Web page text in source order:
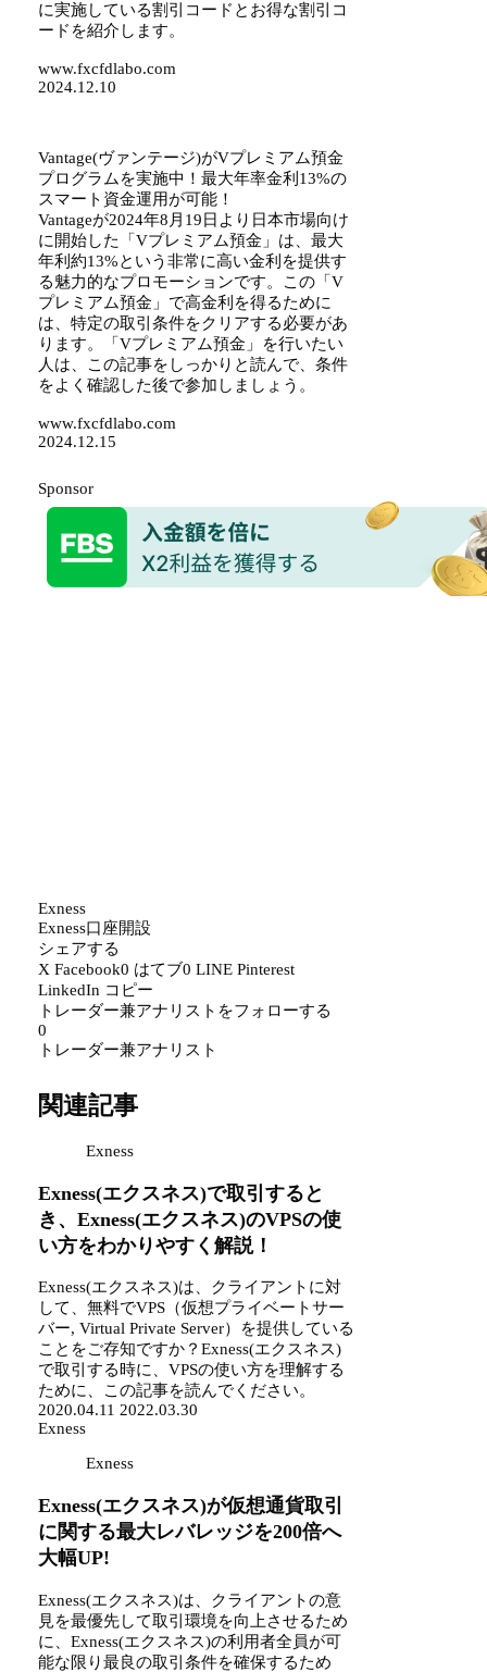
に実施している割引コードとお得な割引コ
ードを紹介します。
www.fxcfdlabo.com
2024.12.10
Vantage(ヴァンテージ)がVプレミアム預金
プログラムを実施中！最大年率金利13%の
スマート資金運用が可能！
Vantageが2024年8月19日より日本市場向け
に開始した「Vプレミアム預金」は、最大
年利約13%という非常に高い金利を提供す
る魅力的なプロモーションです。この「V
プレミアム預金」で高金利を得るために
は、特定の取引条件をクリアする必要があ
ります。「Vプレミアム預金」を行いたい
人は、この記事をしっかりと読んで、条件
をよく確認した後で参加しましょう。
www.fxcfdlabo.com
2024.12.15
Sponsor
Exness
Exness口座開設
シェアする
X Facebook0 はてブ0 LINE Pinterest
LinkedIn コピー
トレーダー兼アナリストをフォローする
0
トレーダー兼アナリスト
関連記事
Exness
Exness(エクスネス)で取引すると
き、Exness(エクスネス)のVPSの使
い方をわかりやすく解説！
Exness(エクスネス)は、クライアントに対
して、無料でVPS（仮想プライベートサー
バー, Virtual Private Server）を提供している
ことをご存知ですか？Exness(エクスネス)
で取引する時に、VPSの使い方を理解する
ために、この記事を読んでください。
2020.04.11 2022.03.30
Exness
Exness
Exness(エクスネス)が仮想通貨取引
に関する最大レバレッジを200倍へ
大幅UP!
Exness(エクスネス)は、クライアントの意
見を最優先して取引環境を向上させるため
に、Exness(エクスネス)の利用者全員が可
能な限り最良の取引条件を確保するため